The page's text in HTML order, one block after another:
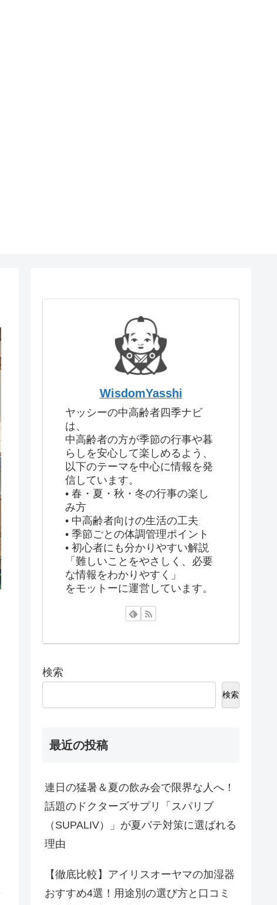
WisdomYasshi
ヤッシーの中高齢者四季ナビ
は、
中高齢者の方が季節の行事や暮
らしを安心して楽しめるよう、
以下のテーマを中心に情報を発
信しています。
• 春・夏・秋・冬の行事の楽し
み方
• 中高齢者向けの生活の工夫
• 季節ごとの体調管理ポイント
• 初心者にも分かりやすい解説
「難しいことをやさしく、必要
な情報をわかりやすく」
をモットーに運営しています。
検索
検索
最近の投稿
連日の猛暑＆夏の飲み会で限界な人へ！
話題のドクターズサプリ「スパリブ
（SUPALIV）」が夏バテ対策に選ばれる
理由
【徹底比較】アイリスオーヤマの加湿器
おすすめ4選！用途別の選び方と口コミ